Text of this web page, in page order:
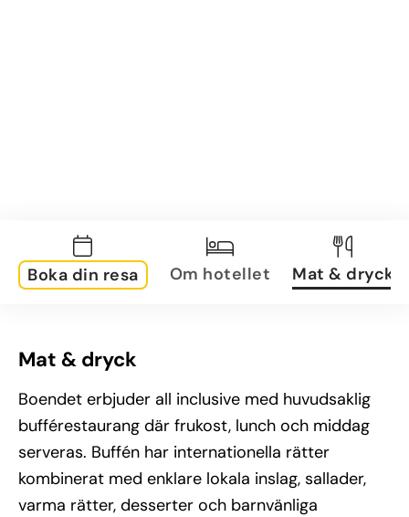
Boka din resa Om hotellet Mat & dryck
Mat & dryck
Boendet erbjuder all inclusive med huvudsaklig
bufférestaurang där frukost, lunch och middag
serveras. Buffén har internationella rätter
kombinerat med enklare lokala inslag, sallader,
varma rätter, desserter och barnvänliga